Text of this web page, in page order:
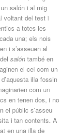
salón i al mig
voltant del test i
a totes les
una; els nois
i s’asseuen al
salóntambé en
el cel com un
illa fossin
com un
en tenen dos, i no
el públic s’asseu
i tan contents. A
en una illa de